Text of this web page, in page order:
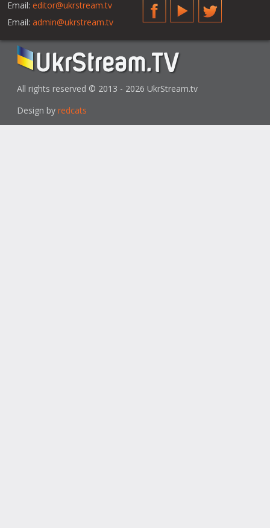
Email: editor@ukrstream.tv
Email: admin@ukrstream.tv
FacebookYouTubeTwitter
All rights reserved © 2013 - 2026 UkrStream.tv
Design by redcats